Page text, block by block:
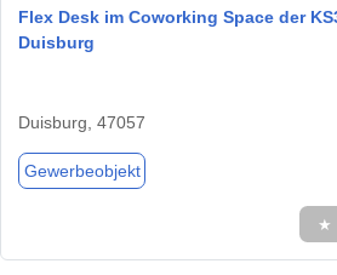
Flex Desk im Coworking Space der
Duisburg
Duisburg, 47057
Gewerbeobjekt
★